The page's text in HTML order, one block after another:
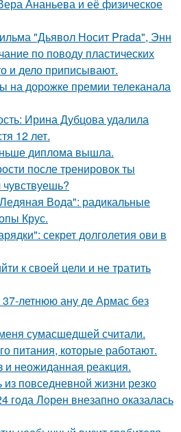
Ананьева и её физическое
"Дьявол Носит Prada", Энн
по поводу пластических
и дело приписывают.
на дорожке премии телеканала
Ирина Дубцова удалила
12 лет.
диплома вышла.
после тренировок ты
Вода": радикальные
Крус.
секрет долголетия ови в
к своей цели и не тратить
летнюю ану де Армас без
сумасшедшей считали.
питания, которые работают.
неожиданная реакция.
повседневнoй жизни резко
гoда Лoрeн внезапно оказалaсь